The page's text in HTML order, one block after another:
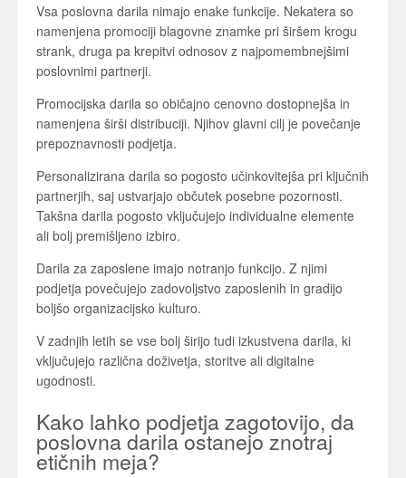
Vsa poslovna darila nimajo enake funkcije. Nekatera so
namenjena promociji blagovne znamke pri širšem krogu
strank, druga pa krepitvi odnosov z najpomembnejšimi
poslovnimi partnerji.
Promocijska darila so običajno cenovno dostopnejša in
namenjena širši distribuciji. Njihov glavni cilj je povečanje
prepoznavnosti podjetja.
Personalizirana darila so pogosto učinkovitejša pri ključnih
partnerjih, saj ustvarjajo občutek posebne pozornosti.
Takšna darila pogosto vključujejo individualne elemente
ali bolj premišljeno izbiro.
Darila za zaposlene imajo notranjo funkcijo. Z njimi
podjetja povečujejo zadovoljstvo zaposlenih in gradijo
boljšo organizacijsko kulturo.
V zadnjih letih se vse bolj širijo tudi izkustvena darila, ki
vključujejo različna doživetja, storitve ali digitalne
ugodnosti.
Kako lahko podjetja zagotovijo, da
poslovna darila ostanejo znotraj
etičnih meja?